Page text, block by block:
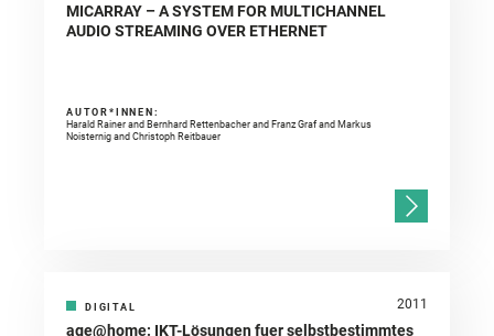
MICARRAY – A SYSTEM FOR MULTICHANNEL
AUDIO STREAMING OVER ETHERNET
AUTOR*INNEN:
Harald Rainer and Bernhard Rettenbacher and Franz Graf and Markus
Noisternig and Christoph Reitbauer
DIGITAL 2011
age@home: IKT-Lösungen fuer selbstbestimmtes